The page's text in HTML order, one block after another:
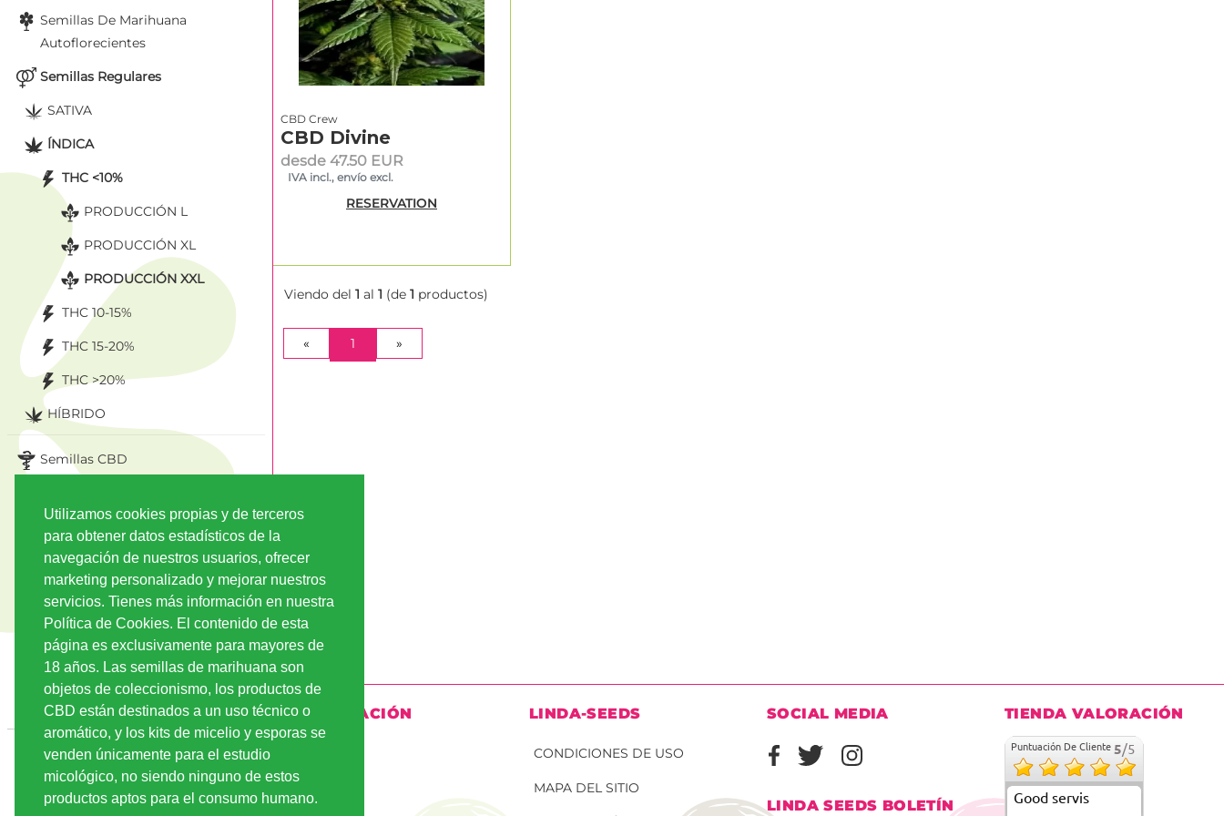
Utilizamos cookies propias y de terceros
para obtener datos estadísticos de la
navegación de nuestros usuarios, ofrecer
marketing personalizado y mejorar nuestros
servicios. Tienes más información en nuestra
Política de Cookies. El contenido de esta
página es exclusivamente para mayores de
18 años. Las semillas de marihuana son
objetos de coleccionismo, los productos de
CBD están destinados a un uso técnico o
aromático, y los kits de micelio y esporas se
venden únicamente para el estudio
micológico, no siendo ninguno de estos
productos aptos para el consumo humano.
CBD Crew
CBD Divine
desde 47.50 EUR
IVA incl., envío excl.
RESERVATION
Viendo del 1 al 1 (de 1 productos)
« 1 (CURRENT)
»
INFORMACIÓN LINDA-SEEDS
CONDICIONES DE USO
MAPA DEL SITIO
SOCIAL MEDIA
LINDA SEEDS BOLETÍN
TIENDA VALORACIÓN
Puntuación De Cliente 5/5
Good servis
Semillas De Marihuana
Autoflorecientes
Semillas Regulares
SATIVA
ÍNDICA
THC <10%
PRODUCCIÓN L
PRODUCCIÓN XL
PRODUCCIÓN XXL
THC 10-15%
THC 15-20%
THC >20%
HÍBRIDO
Semillas CBD
Setas Magicas / Hongos
Alucinogenas
Grow-Shop Para Cultivar Con
Éxito
Hachís CBD
Moda Y Merchandising
Vapes
BANCOS DE SEMILLAS
OFERTAS ESPECIALES